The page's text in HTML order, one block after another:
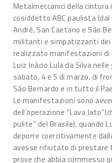
Metalmeccanici della cintura
cosiddetto ABC paulista
André, San Caetano e São
militanti e simpatizzanti dei
realizzato manifestazioni di
Luiz Inácio Lula da Silva
sabato, 4 e 5 di marzo, di
São Bernardo e in tutto il
Le manifestazioni sono
dell’operazione “Lava
pulite” del Brasile), quando
deporre coercitivamente
avesse rifiutato di prestare
prove che abbia commesso